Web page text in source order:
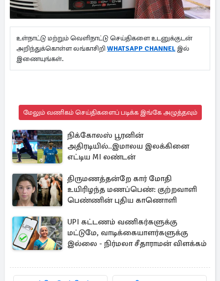
உள்நாட்டு மற்றும் வெளிநாட்டு செய்திகளை உடனுக்குடன்
அறிந்துக்கொள்ள லங்காசிறி WHATSAPP CHANNEL இல்
இணையுங்கள்.
மேலும் வணிகம் செய்திகளைப் படிக்க இங்கே அழுத்தவும்
நிக்கோலஸ் பூரனின்
அதிரடியில்..இமாலய இலக்கினை
எட்டிய MI லண்டன்
திருமணத்தன்றே கார் மோதி
உயிரிழந்த மணப்பெண்: குற்றவாளி
பெண்ணின் புதிய காணொளி
UPI கட்டணம் வணிகர்களுக்கு
மட்டுமே, வாடிக்கையாளர்களுக்கு
இல்லை - நிர்மலா சீதாராமன் விளக்கம்